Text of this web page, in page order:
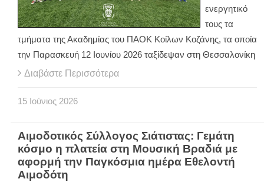
ενεργητικό
τους τα
τμήματα της Ακαδημίας του ΠΑΟΚ Κοίλων Κοζάνης, τα οποία
την Παρασκευή 12 Ιουνίου 2026 ταξίδεψαν στη Θεσσαλονίκη
Διαβάστε Περισσότερα
15 Ιούνιος 2026
Αιμοδοτικός Σύλλογος Σιάτιστας: Γεμάτη
κόσμο η πλατεία στη Μουσική Βραδιά με
αφορμή την Παγκόσμια ημέρα Εθελοντή
Αιμοδότη